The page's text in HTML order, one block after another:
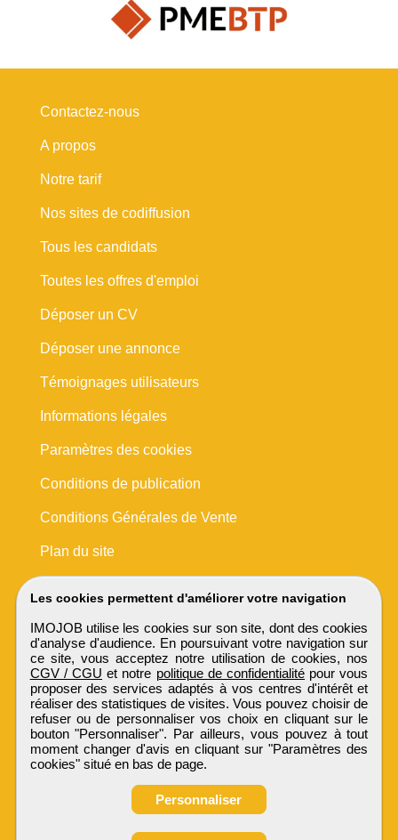
Les cookies permettent d'améliorer votre navigation
IMOJOB utilise les cookies sur son site, dont des cookies
d'analyse d'audience. En poursuivant votre navigation sur
ce site, vous acceptez notre utilisation de cookies, nos
CGV / CGU et notre politique de confidentialité pour vous
proposer des services adaptés à vos centres d'intérêt et
réaliser des statistiques de visites. Vous pouvez choisir de
refuser ou de personnaliser vos choix en cliquant sur le
bouton "Personnaliser". Par ailleurs, vous pouvez à tout
moment changer d'avis en cliquant sur "Paramètres des
cookies" situé en bas de page.
Personnaliser
Contactez-nous
A propos
Notre tarif
Nos sites de codiffusion
Tous les candidats
Toutes les offres d'emploi
Déposer un CV
Déposer une annonce
Témoignages utilisateurs
Informations légales
Paramètres des cookies
Conditions de publication
Conditions Générales de Vente
Plan du site